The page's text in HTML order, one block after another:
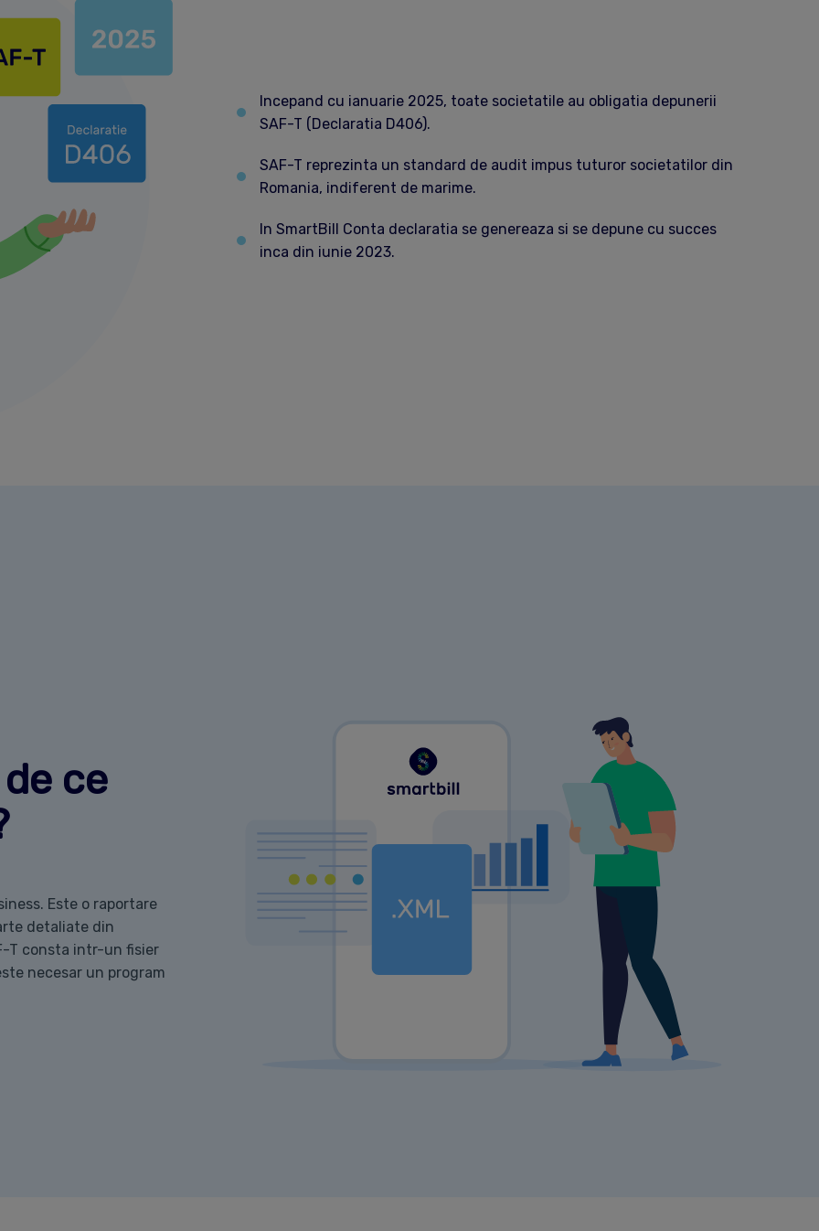
Incepand cu ianuarie 2025, toate societatile au obligatia depunerii
SAF-T (Declaratia D406).
SAF-T reprezinta un standard de audit impus tuturor societatilor din
Romania, indiferent de marime.
In SmartBill Conta declaratia se genereaza si se depune cu succes
inca din iunie 2023.
ce
Este o raportare
detaliate din
T consta intr-un fisier
necesar un program